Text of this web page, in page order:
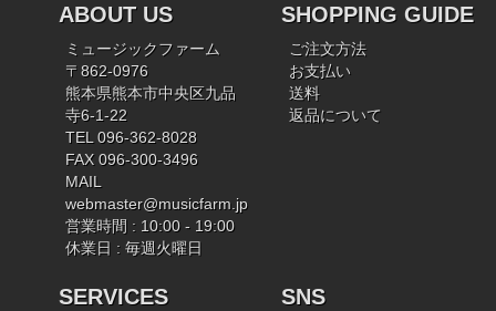
ABOUT US
ミュージックファーム
〒862-0976
熊本県熊本市中央区九品
寺6-1-22
TEL 096-362-8028
FAX 096-300-3496
MAIL
webmaster@musicfarm.jp
営業時間 : 10:00 - 19:00
休業日 : 毎週火曜日
SHOPPING GUIDE
ご注文方法
お支払い
送料
返品について
SERVICES SNS